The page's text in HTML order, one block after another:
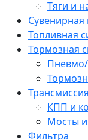
Тяги и
Сувенирная
Топливная
Тормозная
Трансмиссия
КПП и
Мосты и
Фильтра